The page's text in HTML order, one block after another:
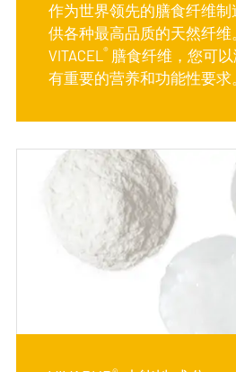
作为世界领先的膳食纤维
供各种最高品质的天然纤维
VITACEL ® 膳食纤维，您可
有重要的营养和功能性要求